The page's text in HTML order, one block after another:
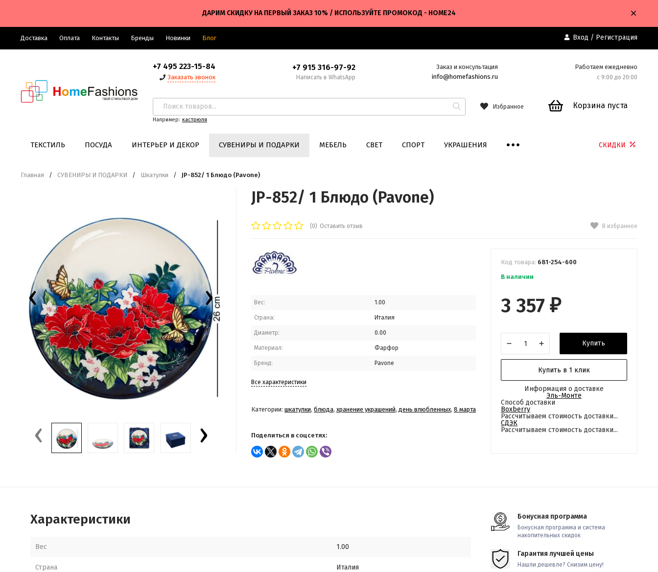
ДАРИМ СКИДКУ НА ПЕРВЫЙ ЗАКАЗ 10% / ИСПОЛЬЗУЙТЕ ПРОМОКОД - HOME24
Доставка Оплата Контакты Бренды Новинки Блог Вход / Регистрация
+7 495 223-15-84
Заказать звонок
+7 915 316-97-92
Написать в WhatsApp
Заказ и консультация
info@homefashions.ru
Работаем ежедневно
с 9:00 до 20:00
Например: кастрюля
Избранное Корзина пуста
ТЕКСТИЛЬ ПОСУДА ИНТЕРЬЕР И ДЕКОР СУВЕНИРЫ И ПОДАРКИ МЕБЕЛЬ СВЕТ СПОРТ УКРАШЕНИЯ СКИДКИ
Главная / СУВЕНИРЫ И ПОДАРКИ / Шкатулки / JP-852/ 1 Блюдо (Pavone)
‹ ›
‹ ›
JP-852/ 1 Блюдо (Pavone)
(0) Оставить отзыв В избранное
Вес: 1.00
Страна: Италия
Диаметр: 0.00
Материал: Фарфор
Бренд: Pavone
Все характеристики
Категории: шкатулки, блюда, хранение украшений, день влюбленных, 8 марта
Поделиться в соцсетях:
Код товара: 681-254-600
В наличии
3 357 ₽
Купить
Купить в 1 клик
Информация о доставке
Эль-Монте
Способ доставки
Boxberry
Рассчитываем стоимость доставки...
СДЭК
Рассчитываем стоимость доставки...
Бонусная программа
Бонусная программа и система
накопительных скидок
Гарантия лучшей цены
Нашли дешевле? Снизим цену!
Характеристики
Вес 1.00
Страна Италия